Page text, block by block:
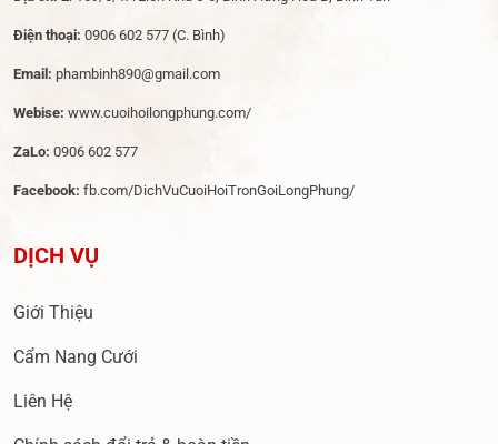
Điện thoại: 0906 602 577 (C. Bình)
Email: phambinh890@gmail.com
Webise: www.cuoihoilongphung.com/
ZaLo: 0906 602 577
Facebook: fb.com/DichVuCuoiHoiTronGoiLongPhung/
DỊCH VỤ
Giới Thiệu
Cẩm Nang Cưới
Liên Hệ